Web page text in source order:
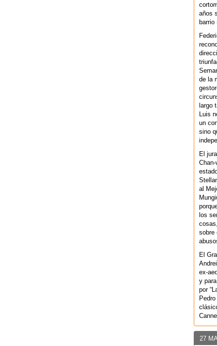
años
de la
largo
Luis
un
sino
El
al
los
sobre
El
ex-
y
por
27